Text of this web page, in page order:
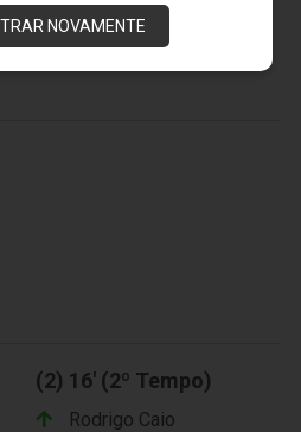
NOVAMENTE
(2) 16' (2º Tempo)
Rodrigo Caio